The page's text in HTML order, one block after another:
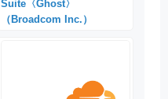
Suite〈Ghost〉
（Broadcom Inc.）